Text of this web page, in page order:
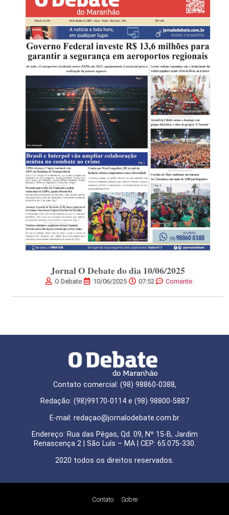
Jornal O Debate do dia 10/06/2025
O Debate 10/06/2025 07:52 Comente
Contato comercial: (98) 98860-0388,
Redação: (98)99170-0114 e (98) 98800-5887
E-mail: redaçao@jornalodebate.com.br
Endereço: Rua das Pêgas, Qd. 09, Nº 15-B, Jardim
Renascença 2 | São Luís – MA | CEP: 65.075-330.
2020 todos os direitos reservados.
Contato Sobre